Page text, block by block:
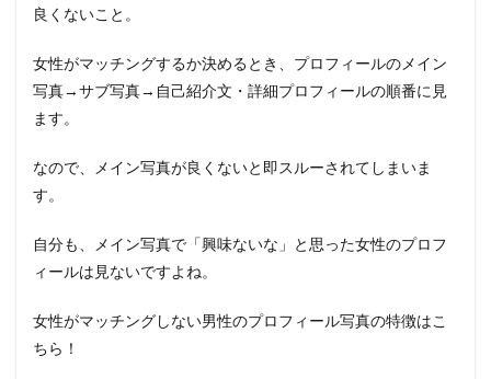
良くないこと。
女性がマッチングするか決めるとき、プロフィールのメイン
写真→サブ写真→自己紹介文・詳細プロフィールの順番に見
ます。
なので、メイン写真が良くないと即スルーされてしまいま
す。
自分も、メイン写真で「興味ないな」と思った女性のプロフ
ィールは見ないですよね。
女性がマッチングしない男性のプロフィール写真の特徴はこ
ちら！